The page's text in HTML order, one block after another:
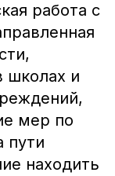
работа с
школах и
мер по
пути
находить